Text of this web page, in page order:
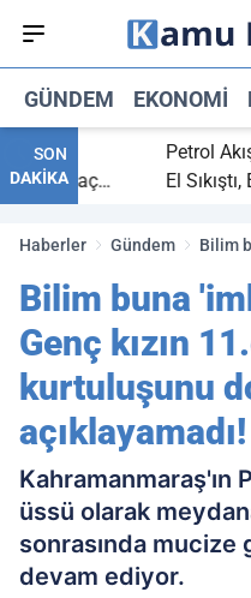
GÜNDEM EKONOMI
SON
DAKİKA
bitti,
maç
Petrol
El Sıkıştı,
Haberler Gündem
Bilim
dahi
Bilim buna
Genç kızın
kurtuluşunu
açıklayamadı!
Kahramanmaraş'ın
üssü olarak
sonrasında mucize
devam ediyor.